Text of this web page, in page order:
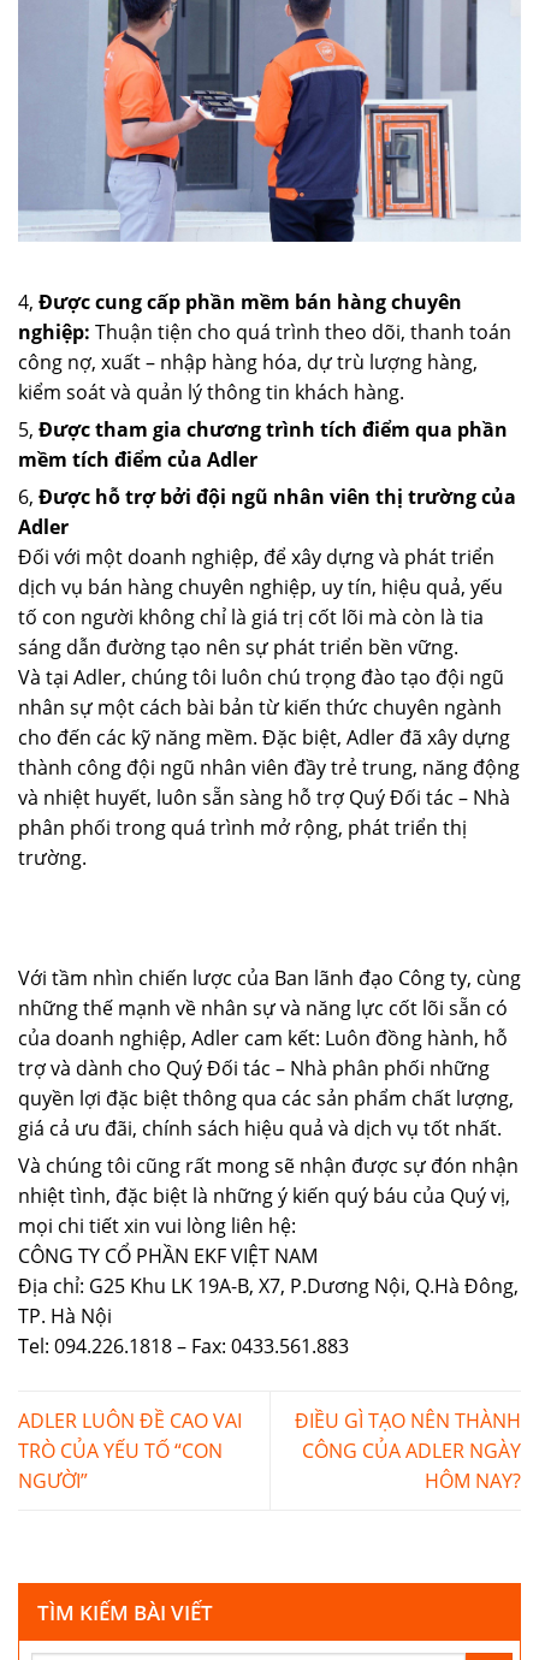
4, Được cung cấp phần mềm bán hàng chuyên
nghiệp: Thuận tiện cho quá trình theo dõi, thanh toán
công nợ, xuất – nhập hàng hóa, dự trù lượng hàng,
kiểm soát và quản lý thông tin khách hàng.
5, Được tham gia chương trình tích điểm qua phần
mềm tích điểm của Adler
6, Được hỗ trợ bởi đội ngũ nhân viên thị trường của
Adler
Đối với một doanh nghiệp, để xây dựng và phát triển
dịch vụ bán hàng chuyên nghiệp, uy tín, hiệu quả, yếu
tố con người không chỉ là giá trị cốt lõi mà còn là tia
sáng dẫn đường tạo nên sự phát triển bền vững.
Và tại Adler, chúng tôi luôn chú trọng đào tạo đội ngũ
nhân sự một cách bài bản từ kiến thức chuyên ngành
cho đến các kỹ năng mềm. Đặc biệt, Adler đã xây dựng
thành công đội ngũ nhân viên đầy trẻ trung, năng động
và nhiệt huyết, luôn sẵn sàng hỗ trợ Quý Đối tác – Nhà
phân phối trong quá trình mở rộng, phát triển thị
trường.
Với tầm nhìn chiến lược của Ban lãnh đạo Công ty, cùng
những thế mạnh về nhân sự và năng lực cốt lõi sẵn có
của doanh nghiệp, Adler cam kết: Luôn đồng hành, hỗ
trợ và dành cho Quý Đối tác – Nhà phân phối những
quyền lợi đặc biệt thông qua các sản phẩm chất lượng,
giá cả ưu đãi, chính sách hiệu quả và dịch vụ tốt nhất.
Và chúng tôi cũng rất mong sẽ nhận được sự đón nhận
nhiệt tình, đặc biệt là những ý kiến quý báu của Quý vị,
mọi chi tiết xin vui lòng liên hệ:
CÔNG TY CỔ PHẦN EKF VIỆT NAM
Địa chỉ: G25 Khu LK 19A-B, X7, P.Dương Nội, Q.Hà Đông,
TP. Hà Nội
Tel: 094.226.1818 – Fax: 0433.561.883
ADLER LUÔN ĐỀ CAO VAI
TRÒ CỦA YẾU TỐ “CON
NGƯỜI”
ĐIỀU GÌ TẠO NÊN THÀNH
CÔNG CỦA ADLER NGÀY
HÔM NAY?
TÌM KIẾM BÀI VIẾT